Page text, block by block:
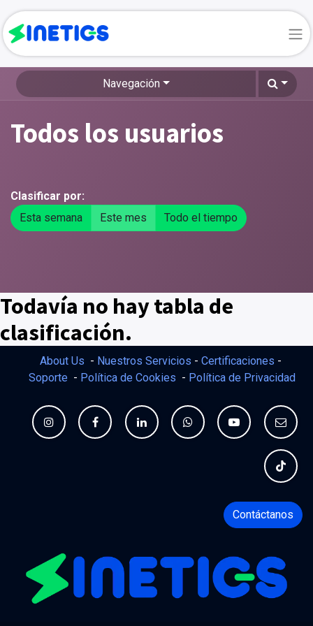
Navegación
Todos los usuarios
Clasificar por:
Esta semana
Este mes Todo el tiempo
Todavía no hay tabla de
clasificación.
About Us - Nuestros Servicios - Certificaciones -
Soporte - Política de Cookies - Política de Privacidad
Contáctanos